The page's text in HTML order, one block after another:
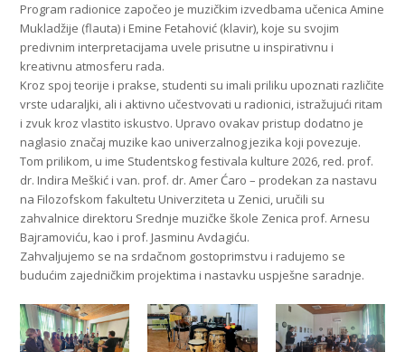
Program radionice započeo je muzičkim izvedbama učenica Amine
Mukladžije (flauta) i Emine Fetahović (klavir), koje su svojim
predivnim interpretacijama uvele prisutne u inspirativnu i
kreativnu atmosferu rada.
Kroz spoj teorije i prakse, studenti su imali priliku upoznati različite
vrste udaraljki, ali i aktivno učestvovati u radionici, istražujući ritam
i zvuk kroz vlastito iskustvo. Upravo ovakav pristup dodatno je
naglasio značaj muzike kao univerzalnog jezika koji povezuje.
Tom prilikom, u ime Studentskog festivala kulture 2026, red. prof.
dr. Indira Meškić i van. prof. dr. Amer Ćaro – prodekan za nastavu
na Filozofskom fakultetu Univerziteta u Zenici, uručili su
zahvalnice direktoru Srednje muzičke škole Zenica prof. Arnesu
Bajramoviću, kao i prof. Jasminu Avdagiću.
Zahvaljujemo se na srdačnom gostoprimstvu i radujemo se
budućim zajedničkim projektima i nastavku uspješne saradnje.